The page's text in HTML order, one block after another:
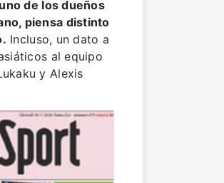
de los dueños
piensa distinto
Incluso, un dato a
al equipo
y Alexis